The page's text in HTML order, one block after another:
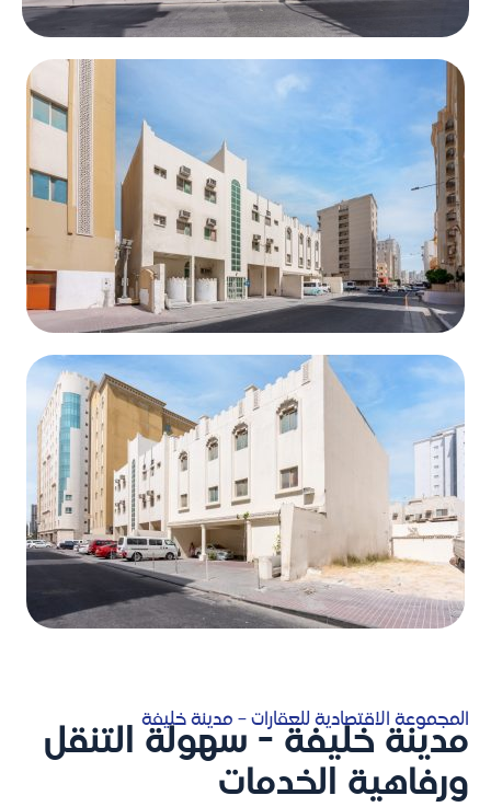
المجموعة الاقتصادية للعقارات – مدينة خليفة
مدينة خليفة - سهولة التنقل
ورفاهية الخدمات